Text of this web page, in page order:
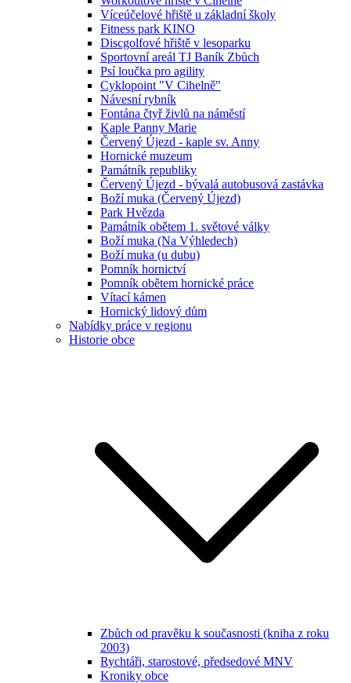
Víceúčelové hřiště u základní školy
Fitness park KINO
Discgolfové hřiště v lesoparku
Sportovní areál TJ Baník Zbůch
Psí loučka pro agility
Cyklopoint "V Cihelně"
Návesní rybník
Fontána čtyř živlů na náměstí
Kaple Panny Marie
Červený Újezd - kaple sv. Anny
Hornické muzeum
Památník republiky
Červený Újezd - bývalá autobusová zastávka
Boží muka (Červený Újezd)
Park Hvězda
Památník obětem 1. světové války
Boží muka (Na Výhledech)
Boží muka (u dubu)
Pomník hornictví
Pomník obětem hornické práce
Vítací kámen
Hornický lidový dům
Nabídky práce v regionu
Historie obce
Zbůch od pravěku k současnosti (kniha z roku
2003)
Rychtáři, starostové, předsedové MNV
Kroniky obce